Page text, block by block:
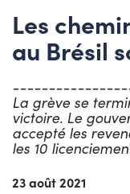
Les
au Brésil
La grève se
victoire. Le
accepté les
les 10
23 août 2021